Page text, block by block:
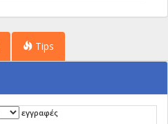
Tips
εγγραφές